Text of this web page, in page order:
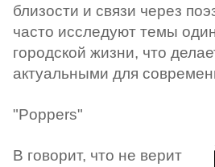
близости и связи через
часто исследуют темы
городской жизни, что
актуальными для
"Poppers"
B говорит, что не верит